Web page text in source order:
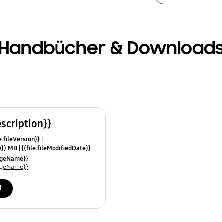
&
MB {{file.fileModifiedDate}}